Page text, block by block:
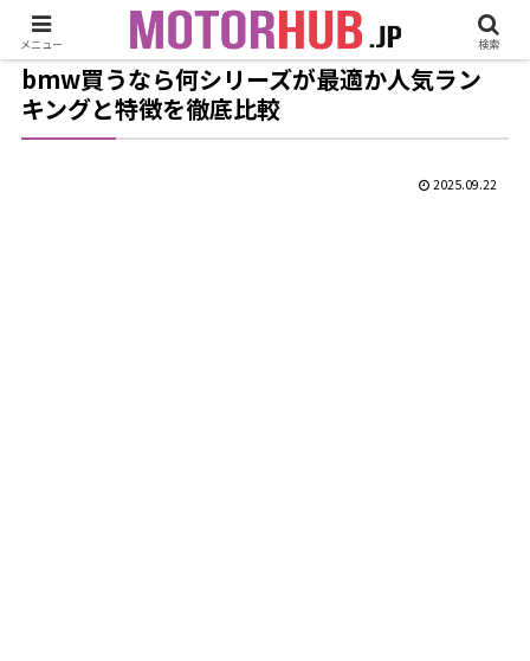
bmw買うなら何シリーズが最適か人気ラン
キングと特徴を徹底比較
2025.09.22
メニュー 検索